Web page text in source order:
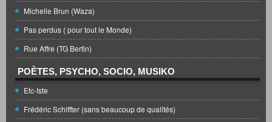
Michelle Brun (Waza)
Pas perdus ( pour tout le Monde)
Rue Affre (TG Bertin)
POÈTES, PSYCHO, SOCIO, MUSIKO
Etc-Iste
Frédéric Schiffter (sans beaucoup de qualités)